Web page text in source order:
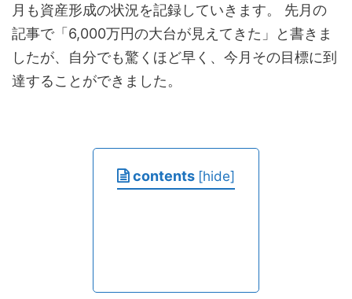
月も資産形成の状況を記録していきます。 先月の
記事で「6,000万円の大台が見えてきた」と書きま
したが、自分でも驚くほど早く、今月その目標に到
達することができました。
contents [hide]